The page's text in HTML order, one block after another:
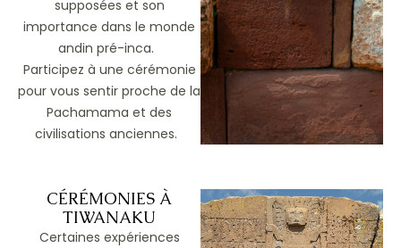
supposées et son
importance dans le monde
andin pré-inca.
Participez à une cérémonie
pour vous sentir proche de la
Pachamama et des
civilisations anciennes.
CÉRÉMONIES À
TIWANAKU
Certaines expériences